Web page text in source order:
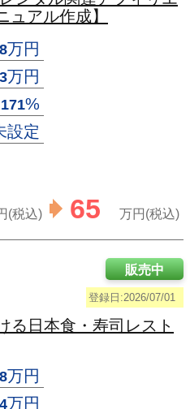
ュアル作成】
万円
万円
171%
設定
(税込) 65 万円(税込)
登録日:2026/07/01
販売中
る日本食・寿司レスト
万円
万円